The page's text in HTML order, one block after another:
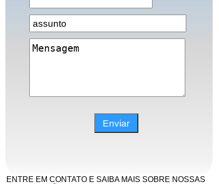
ENTRE EM CONTATO E SAIBA MAIS SOBRE NOSSAS